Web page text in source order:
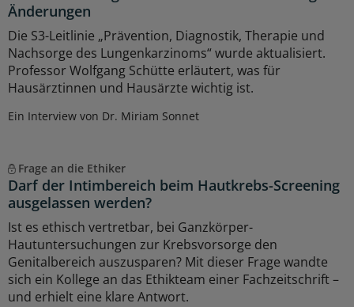
Änderungen
Die S3-Leitlinie „Prävention, Diagnostik, Therapie und
Nachsorge des Lungenkarzinoms“ wurde aktualisiert.
Professor Wolfgang Schütte erläutert, was für
Hausärztinnen und Hausärzte wichtig ist.
Ein Interview von Dr. Miriam Sonnet
Frage an die Ethiker
Darf der Intimbereich beim Hautkrebs-Screening
ausgelassen werden?
Ist es ethisch vertretbar, bei Ganzkörper-
Hautuntersuchungen zur Krebsvorsorge den
Genitalbereich auszusparen? Mit dieser Frage wandte
sich ein Kollege an das Ethikteam einer Fachzeitschrift –
und erhielt eine klare Antwort.